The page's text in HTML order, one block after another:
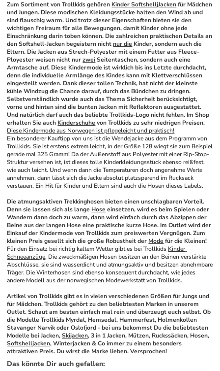
Zum Sortiment von Trollkids gehören Kinder SoftshelljJacken für Mädchen
und Jungen. Diese modischen Kleidungsstücke halten den Wind ab und
sind flauschig warm. Und trotz dieser Eigenschaften bieten sie den
wichtigen Freiraum für alle Bewegungen, damit Kinder ohne jede
Einschränkung darin toben können. Die zahlreichen praktischen Details an
den Softshell-Jacken begeistern nicht nur die Kinder, sondern auch die
Eltern. Die Jacken aus Strech-Polyester mit einem Futter aus Fleece-
Ployester weisen nicht nur zwei Seitentaschen, sondern auch eine
Armtasche auf. Diese Kindermode ist wirklich bis ins Letzte durchdacht,
denn die individuelle Armlänge des Kindes kann mit Klettverschlüssen
eingestellt werden. Dank dieser tollen Technik, hat nicht der kleinste
kühle Windzug die Chance darauf, durch das Bündchen zu dringen.
Selbstverständlich wurde auch das Thema Sicherheit berücksichtigt,
vorne und hinten sind die bunten Jacken mit Reflektoren ausgestattet.
Und natürlich darf auch das beliebte Trollkids-Logo nicht fehlen. Im Shop
erhalten Sie auch Kinderschuhe von Trollkids zu sehr niedrigen Preisen.
Diese Kindermode aus Norwegen ist pflegeleicht und praktisch!
Ein besonderer Kauftipp von uns ist die Wendejacke aus dem Programm von
Trollkids. Sie ist erstens extrem leicht, in der Größe 128 wiegt sie zum Beispiel
gerade mal 325 Gramm! Da der Außenstoff aus Polyester mit einer Rip-Stop-
Struktur versehen ist, ist dieses tolle Kinderkleidungsstück ebenso reißfest,
wie auch leicht. Und wenn dann die Temperaturen doch angenehme Werte
annehmen, dann lässt sich die Jacke absolut platzsparend im Rucksack
verstauen. Ein Hit für Kinder und Eltern sind auch die Hosen dieses Labels.
Die atmungsaktiven Trekkinghosen bieten einen unschlagbaren Vorteil.
Denn sie lassen sich als lange Hose einsetzen, wird es beim Spielen oder
Wandern dann doch zu warm, dann wird einfach durch das Abzippen der
Beine aus der langen Hose eine praktische kurze Hose. Im Outlet wird der
Einkauf der Kindermode von Trollkids zum preiswerten Vergnügen. Zum
kleinen Preis gesellt sich die große Robustheit der Mode für die Kleinen!
Für den Einsatz bei richtig kaltem Wetter gibt es bei Trollkids Kinder
Schneeanzüge. Die zweckmäßigen Hosen besitzen an den Beinen verstärkte
Abschlüsse, sie sind wasserdicht und atmungsaktiv und besitzen abnehmbare
Träger. Die Winterhosen sind ebenso konsequent durchdacht, wie jedes
andere Modell aus der norwegischen Modewerkstatt von Trollkids.
Artikel von Trollkids gibt es in vielen verschiedenen Größen für Jungs und
für Mädchen. Trollkids gehört zu den beliebtesten Marken in unserem
Outlet. Schaut am besten einfach mal rein und überzeugt euch selbst. Ob
die Modelle Trollkids Myrdal, Hemsedal, Hammerfest, Holmenkollen
Stavanger Narvik oder Oslofjord - bei uns bekommst Du die beliebtesten
Modelle bei Jacken, Skijacken
Softshelljacken, Winterjacken & Co immer zu einem besonders
attraktiven Preis. Du wirst die Marke lieben. Versprochen!
Das könnte Dir auch gefallen: